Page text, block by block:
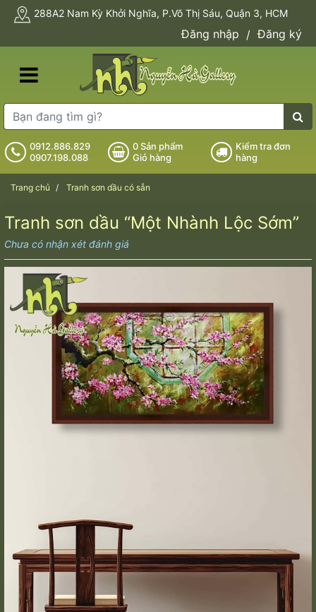
288A2 Nam Kỳ Khởi Nghĩa, P.Võ Thị Sáu, Quận 3, HCM
Đăng nhập / Đăng ký
0912.886.829
0907.198.088
0Sản phẩm
Giỏ hàng
Kiểm tra đơn
hàng
Trang chủ Tranh sơn dầu có sẵn
Tranh sơn dầu “Một Nhành Lộc Sớm”
Chưa có nhận xét đánh giá